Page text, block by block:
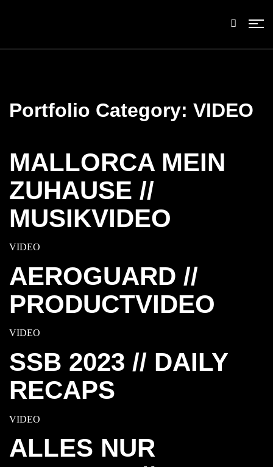
Portfolio Category: VIDEO
MALLORCA MEIN
ZUHAUSE //
MUSIKVIDEO
VIDEO
AEROGUARD //
PRODUCTVIDEO
VIDEO
SSB 2023 // DAILY
RECAPS
VIDEO
ALLES NUR